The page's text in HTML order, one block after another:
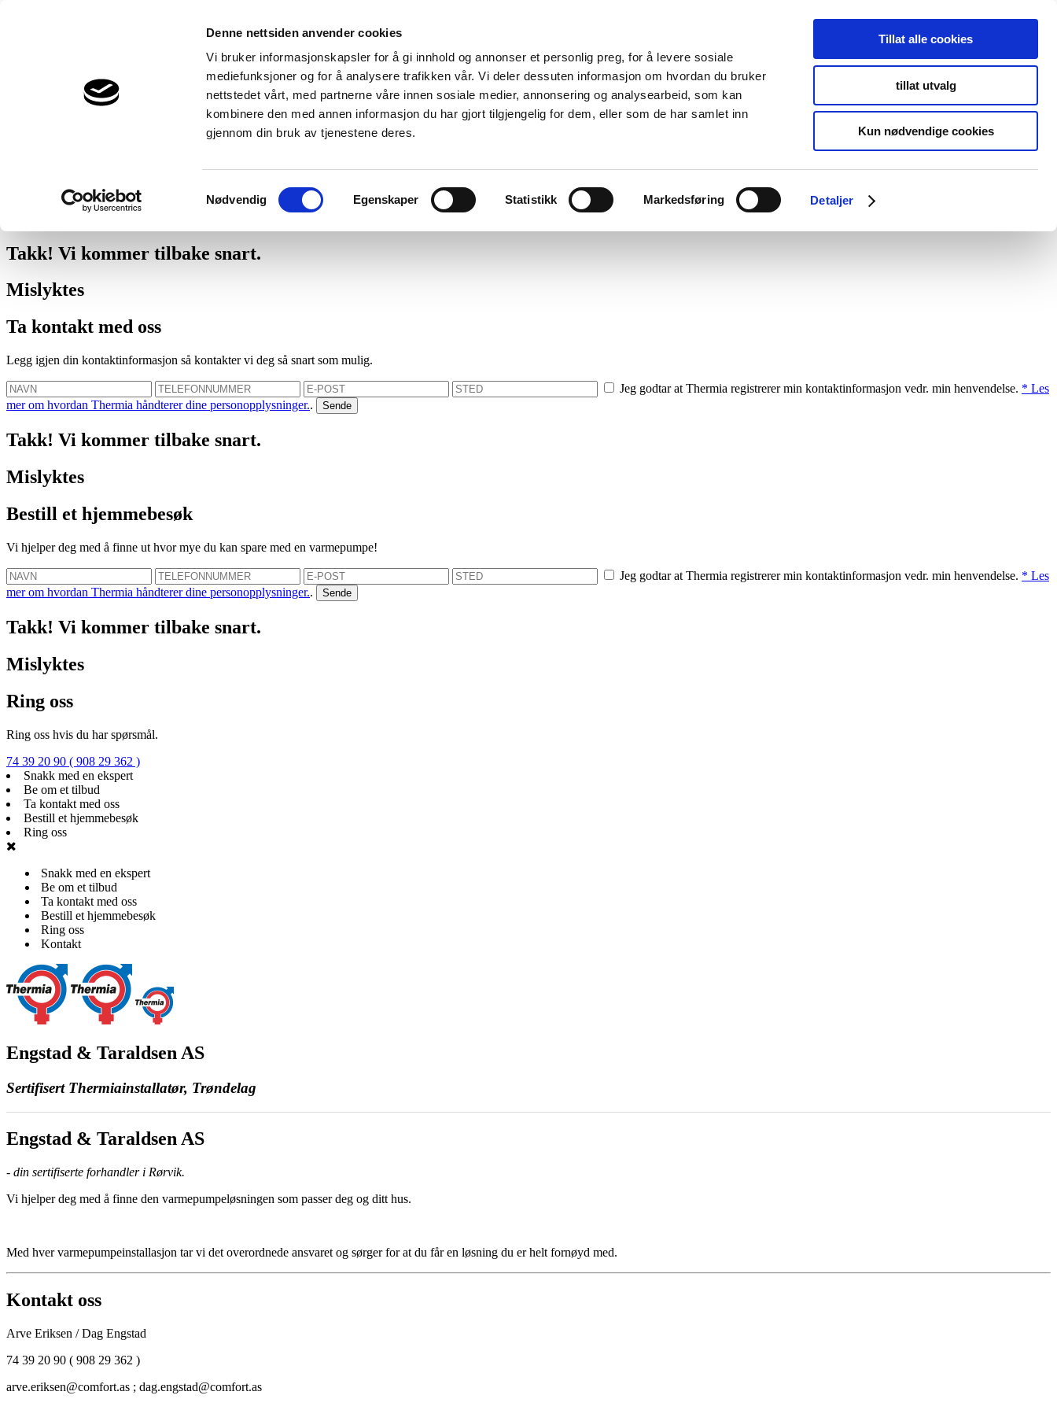
Denne nettsiden anvender cookies
Vi bruker informasjonskapsler for å gi innhold og annonser et personlig preg, for å levere sosiale
mediefunksjoner og for å analysere trafikken vår. Vi deler dessuten informasjon om hvordan du bruker
nettstedet vårt, med partnerne våre innen sosiale medier, annonsering og analysearbeid, som kan
kombinere den med annen informasjon du har gjort tilgjengelig for dem, eller som de har samlet inn
gjennom din bruk av tjenestene deres.
Samtykkevalg
Nødvendig Egenskaper Statistikk Markedsføring Detaljer
Tillat alle cookies
tillat utvalg
Kun nødvendige cookies
Vi vil gjerne hjelpe - helt gratis.
74 39 20 90 ( 908 29 362 )
Vi hjelper deg også med å beregne fremtidige besparelser.
Jeg godtar at Thermia registrerer min kontaktinformasjon vedr. min henvendelse.
Takk! Vi kommer tilbake snart.
Mislyktes
Ta kontakt med oss
Legg igjen din kontaktinformasjon så kontakter vi deg så snart som mulig.
Jeg godtar at Thermia registrerer min kontaktinformasjon vedr. min henvendelse. * Les
mer om hvordan Thermia håndterer dine personopplysninger..
Takk! Vi kommer tilbake snart.
Mislyktes
Bestill et hjemmebesøk
Vi hjelper deg med å finne ut hvor mye du kan spare med en varmepumpe!
Jeg godtar at Thermia registrerer min kontaktinformasjon vedr. min henvendelse. * Les
mer om hvordan Thermia håndterer dine personopplysninger..
Takk! Vi kommer tilbake snart.
Mislyktes
Ring oss
Ring oss hvis du har spørsmål.
74 39 20 90 ( 908 29 362 )
Snakk med en ekspert
Be om et tilbud
Ta kontakt med oss
Bestill et hjemmebesøk
Ring oss
Snakk med en ekspert
Be om et tilbud
Ta kontakt med oss
Bestill et hjemmebesøk
Ring oss
Kontakt
Engstad & Taraldsen AS
Sertifisert Thermiainstallatør, Trøndelag
Engstad & Taraldsen AS
- din sertifiserte forhandler i Rørvik.
Vi hjelper deg med å finne den varmepumpeløsningen som passer deg og ditt hus.
Med hver varmepumpeinstallasjon tar vi det overordnede ansvaret og sørger for at du får en løsning du er helt fornøyd med.
Kontakt oss
Arve Eriksen / Dag Engstad
74 39 20 90 ( 908 29 362 )
arve.eriksen@comfort.as ; dag.engstad@comfort.as